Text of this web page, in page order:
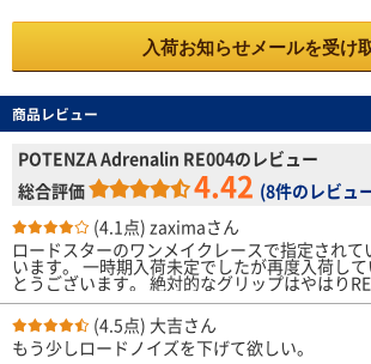
入荷お知らせメールを受け
商品レビュー
POTENZA Adrenalin RE004のレビュー
総合評価
4.42 (8件のレビュ
(4.1点) zaximaさん
ロードスターのワンメイクレースで指定されて
います。 一時期入荷未定でしたが再度入荷していただきありが
とうございます。 絶対的なグリップはやはりRE71Rには劣りま
す。 そこそこのグリップはありますが使い方を間違えると曲が
ってくれません。 003に比べてコンパウンドが変わったようです
が少し腰砕け感が増した印象です。 乗り心地は
た。 使い方間違えるとグリップしないのでどう使えば良いかを
(4.5点) 大吉さん
もう少しロードノイズを下げて欲しい。